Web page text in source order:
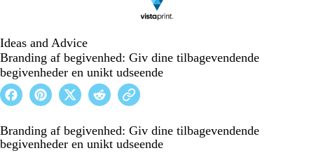
Ideas and Advice
Branding af begivenhed: Giv dine tilbagevendende
begivenheder en unikt udseende
Branding af begivenhed: Giv dine tilbagevendende
begivenheder en unikt udseende